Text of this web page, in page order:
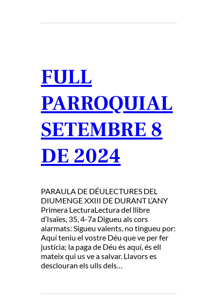
FULL
PARROQUIAL
SETEMBRE 8
DE 2024
PARAULA DE DÉULECTURES DEL
DIUMENGE XXIII DE DURANT L’ANY
Primera LecturaLectura del llibre
d’Isaïes, 35, 4-7a Digueu als cors
alarmats: Sigueu valents, no tingueu por:
Aquí teniu el vostre Déu que ve per fer
justícia; la paga de Déu és aquí, és ell
mateix qui us ve a salvar. Llavors es
desclouran els ulls dels…